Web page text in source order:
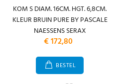
KOM S DIAM. 16CM. HGT. 6,8CM.
KLEUR BRUIN PURE BY PASCALE
NAESSENS SERAX
€ 172,80
BESTEL